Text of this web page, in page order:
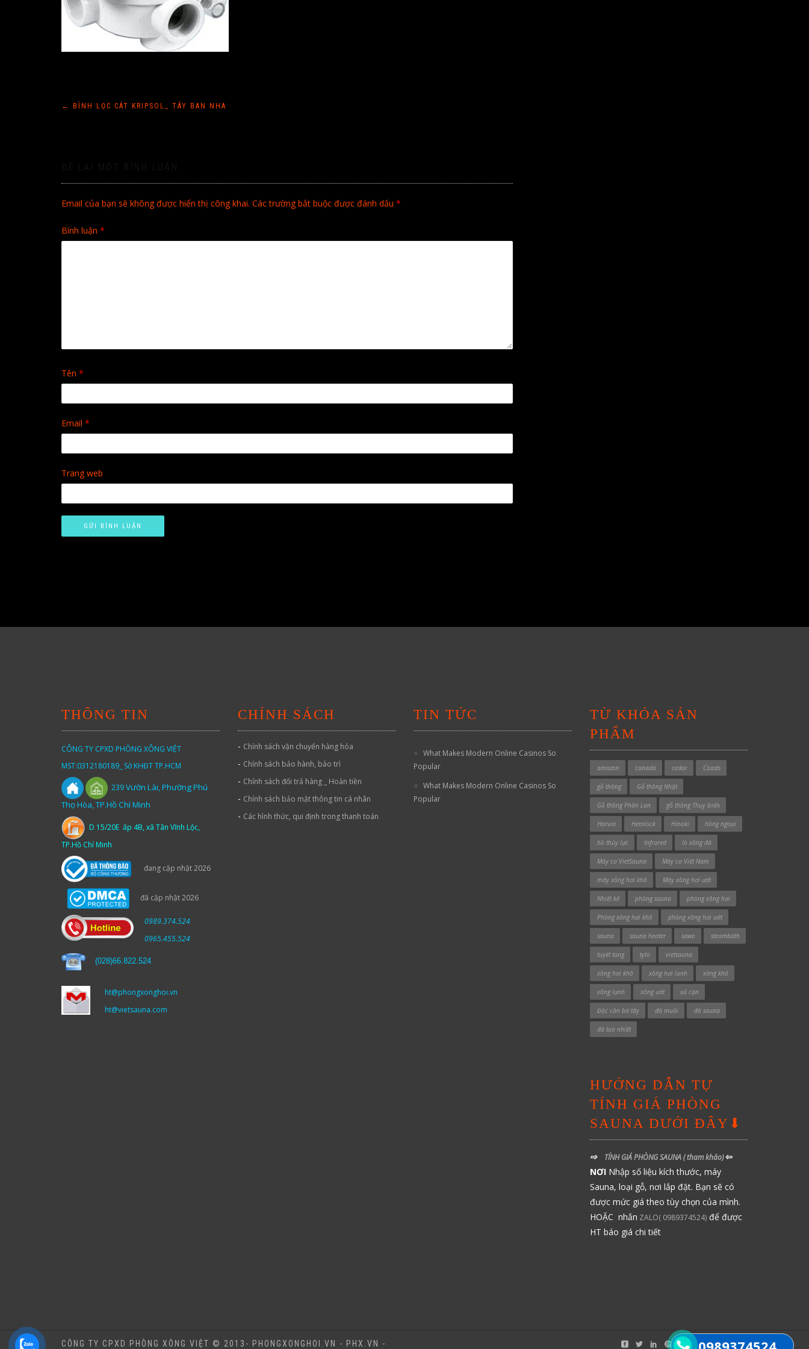
Điều
viết
← BÌNH LỌC CÁT KRIPSOL_ TÂY BAN NHA
Email của bạn sẽ không được hiển thị công khai. Các trường bắt buộc được đánh dấu *
Bình luận *
Tên *
Email *
Trang web
THÔNG TIN
CÔNG TY CPXD PHÒNG XÔNG VIỆT
MST:0312180189_ Sở KHĐT TP.HCM
239Vườn Lài,Phường Phú
Thọ Hòa, TP.Hồ Chí Minh
D 15/20E ấp 4B, xã Tân Vĩnh Lộc,
TP.Hồ Chí Minh
đang cập nhật 2026
đã cập nhật 2026
0989.374.524
0965.455.524
(028)66.822.524
ht@phongxonghoi.vn
ht@vietsauna.com
CHÍNH SÁCH
- Chính sách vận chuyển hàng hóa
- Chính sách bảo hành, bảo trì
- Chính sách đổi trả hàng _ Hoàn tiền
- Chính sách bảo mật thông tin cá nhân
- Các hình thức, qui định trong thanh toán
TIN TỨC
What Makes Modern Online Casinos So
Popular
What Makes Modern Online Casinos So
Popular
TỪ KHÓA SẢN
PHẨM
amazon canada cedar Coasts
gỗ thông Gỗ thông Nhật
Gỗ thông Phần Lan gỗ thông Thụy Điển
Harvia Hemlock Hinoki hồng ngoại
hồ thủy lực Infrared lò xông đá
Máy cơ VietSauna Máy cơ Việt Nam
máy xông hơi khô Máy xông hơi ướt
Nhiệt kế phòng sauna phòng xông hơi
Phòng xông hơi khô phòng xông hơi ướt
sauna sauna heater sawo steambath
tuyết tùng tylo vietsauna
xông hơi khô xông hơi lạnh xông khô
xông lạnh xông ướt xả cặn
Độc cần bờ tây đá muối đá sauna
đá tạo nhiệt
HƯỚNG DẪN TỰ
TÍNH GIÁ PHÒNG
SAUNA DƯỚI ĐÂY⬇
⇨ TÍNH GIÁ PHÒNG SAUNA( tham khảo)⇦
NƠI Nhập số liệu kích thước, máy
Sauna, loại gỗ, nơi lắp đặt. Bạn sẽ có
được mức giá theo tùy chọn của mình.
HOẶC nhắn ZALO( 0989374524)để được
HT báo giá chi tiết
CÔNG TY CPXD PHÒNG XÔNG VIỆT © 2013- PHONGXONGHOI.VN - PHX.VN -